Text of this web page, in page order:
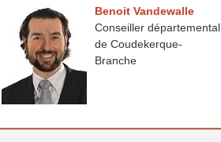
Benoit Vandewalle
Conseiller départemental
de Coudekerque-
Branche